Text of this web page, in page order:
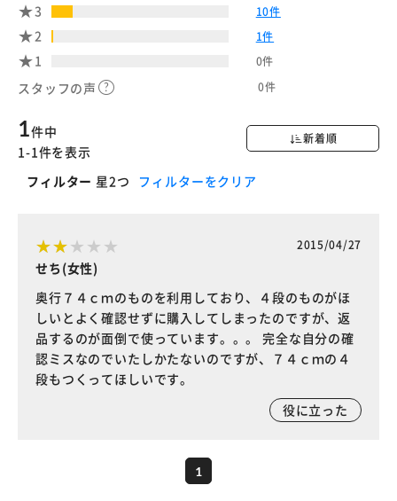
3 10件
2 1件
1 0件
スタッフの声 0件
新着順
1件中
1-1件を表示
フィルター 星2つ フィルターをクリア
2015/04/27
せち(女性)
奥行７４ｃｍのものを利用しており、４段のものがほ
しいとよく確認せずに購入してしまったのですが、返
品するのが面倒で使っています。。。 完全な自分の確
認ミスなのでいたしかたないのですが、７４ｃｍの４
段もつくってほしいです。
役に立った
1